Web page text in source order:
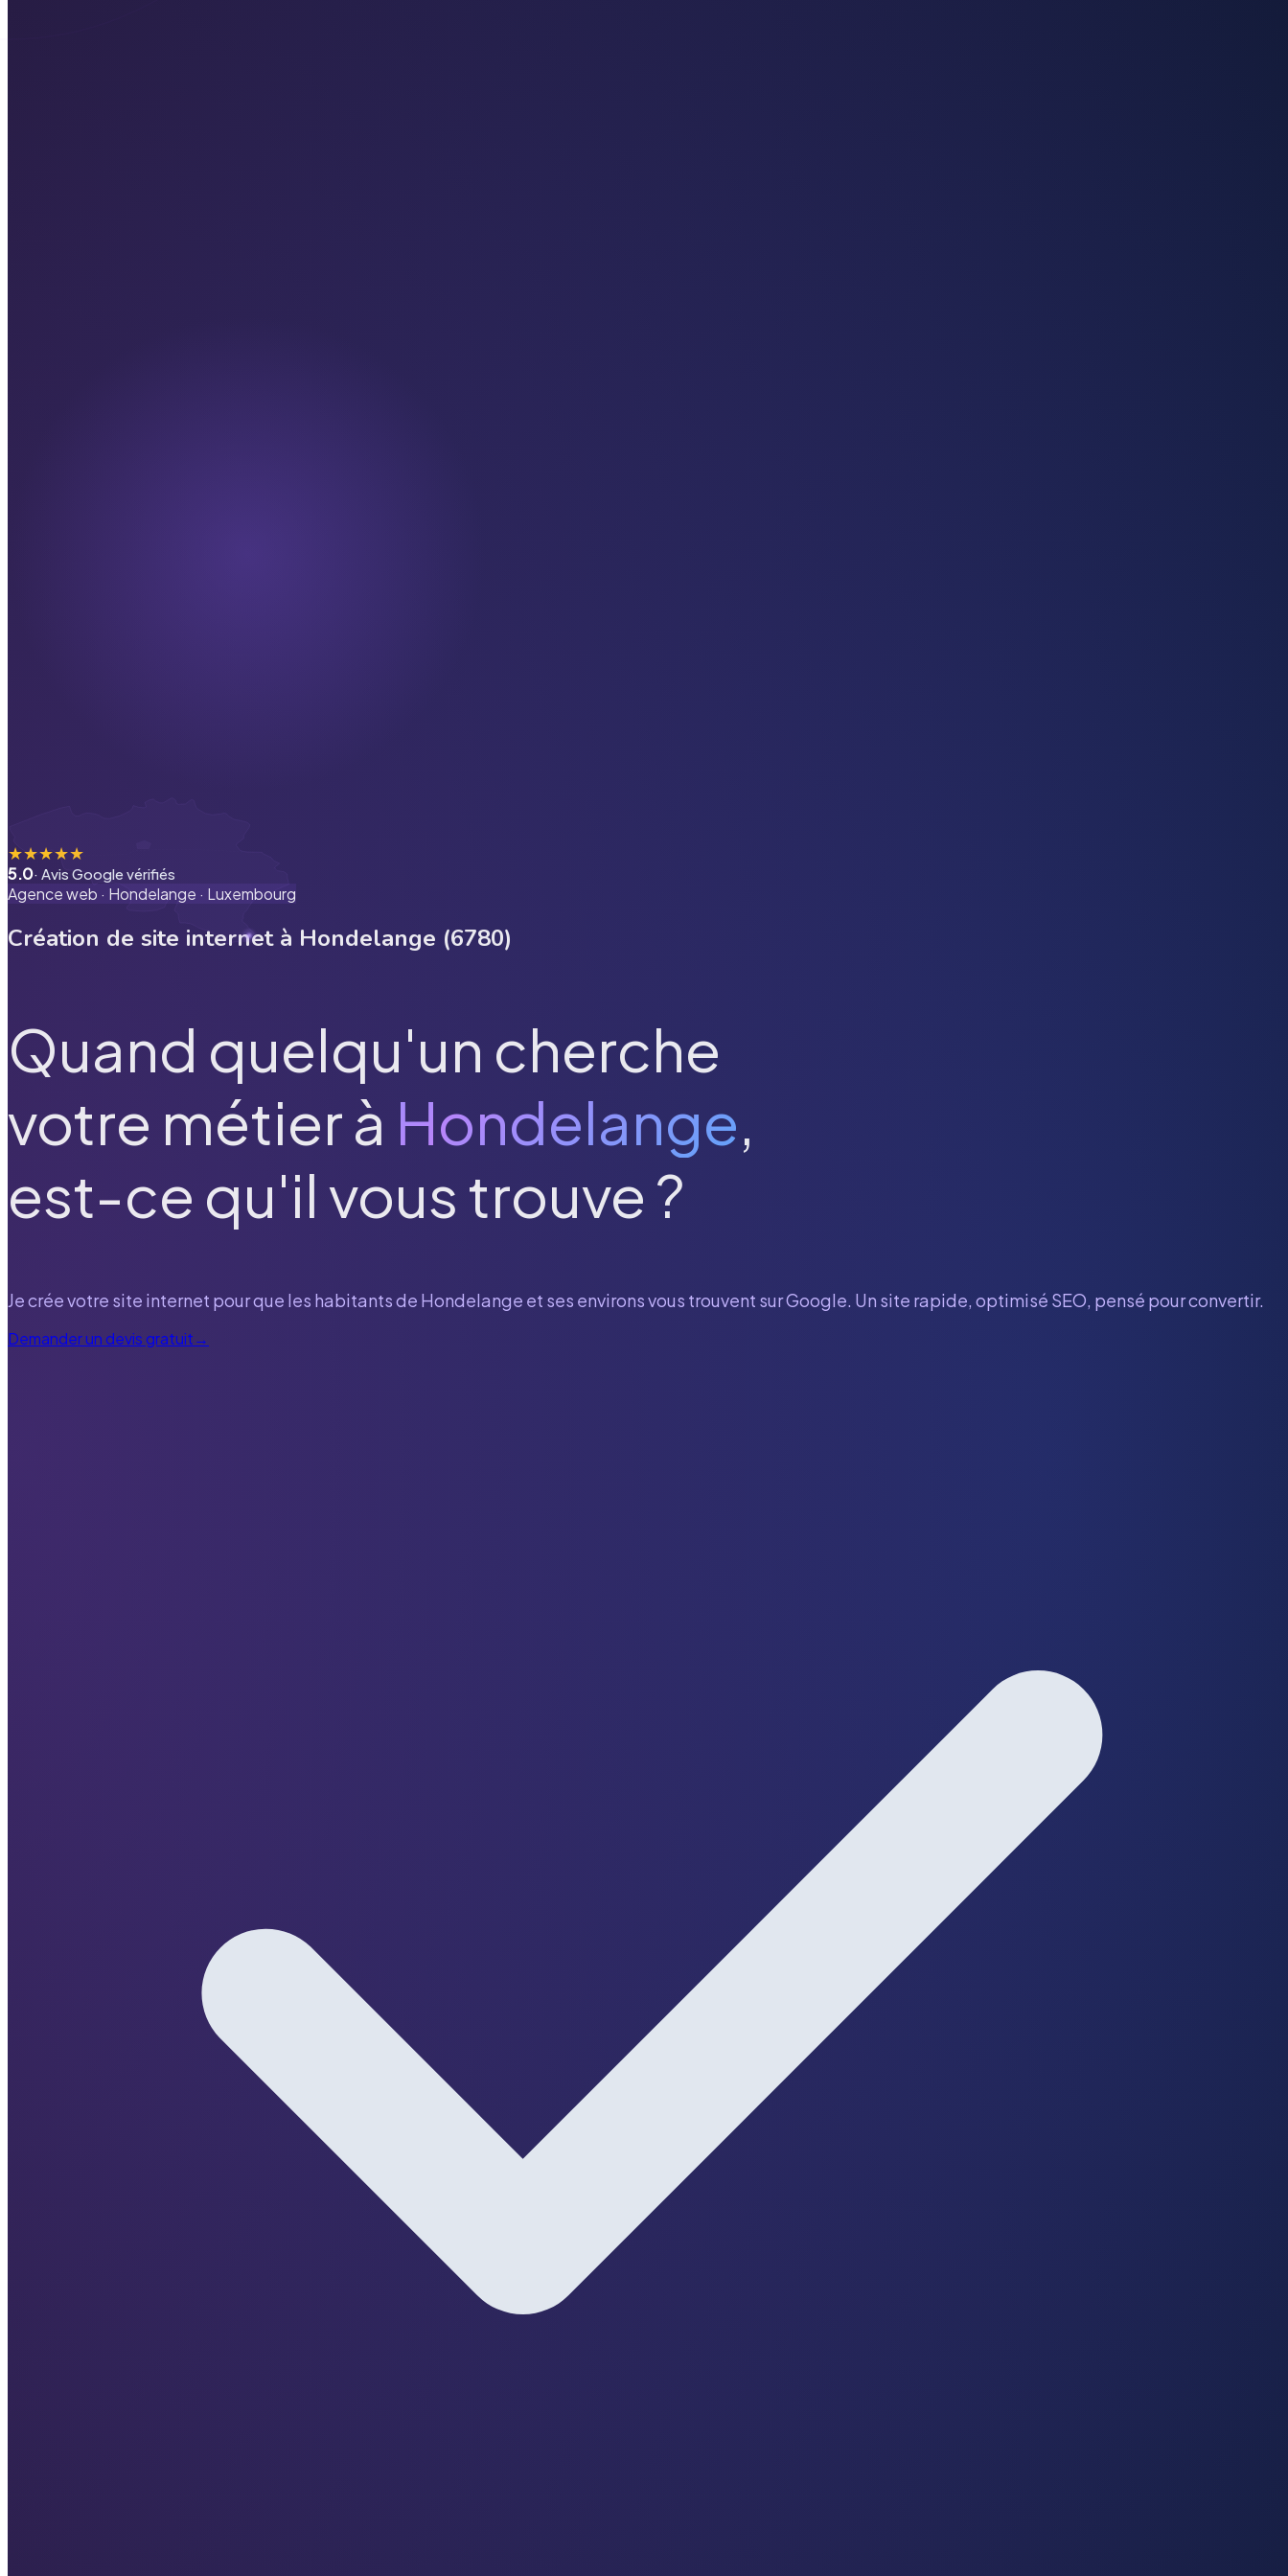
★★★★★
5.0· Avis Google vérifiés
Agence web · Hondelange · Luxembourg
Création de site internet à Hondelange (6780)
Quand quelqu'un cherche
votre métier à Hondelange,
est-ce qu'il vous trouve ?
Je crée votre site internet pour que les habitants de Hondelange et ses environs vous trouvent sur Google. Un site rapide, optimisé SEO, pensé pour convertir.
Demander un devis gratuit→